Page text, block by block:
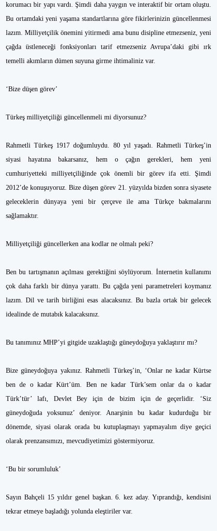
korumacı bir yapı vardı. Şimdi daha yaygın ve interaktif bir ortam oluştu.
Bu ortamdaki yeni yaşama standartlarına göre fikirlerinizin güncellenmesi
lazım. Milliyetçilik önemini yitirmedi ama bunu disipline etmezseniz, yeni
çağda üstleneceği fonksiyonları tarif etmezseniz Avrupa’daki gibi ırk
temelli akımların dümen suyuna girme ihtimaliniz var.
‘Bize düşen görev’
Türkeş milliyetçiliği güncellenmeli mi diyorsunuz?
Rahmetli Türkeş 1917 doğumluydu. 80 yıl yaşadı. Rahmetli Türkeş’in
siyasi hayatına bakarsanız, hem o çağın gerekleri, hem yeni
cumhuriyetteki milliyetçiliğinde çok önemli bir görev ifa etti. Şimdi
2012’de konuşuyoruz. Bize düşen görev 21. yüzyılda bizden sonra siyasete
geleceklerin dünyaya yeni bir çerçeve ile ama Türkçe bakmalarını
sağlamaktır.
Milliyetçiliği güncellerken ana kodlar ne olmalı peki?
Ben bu tartışmanın açılması gerektiğini söylüyorum. İnternetin kullanımı
çok daha farklı bir dünya yarattı. Bu çağda yeni parametreleri koymanız
lazım. Dil ve tarih birliğini esas alacaksınız. Bu bazla ortak bir gelecek
idealinde de mutabık kalacaksınız.
Bu tanımınız MHP’yi gitgide uzaklaştığı güneydoğuya yaklaştırır mı?
Bize güneydoğuya yakınız. Rahmetli Türkeş’in, ‘Onlar ne kadar Kürtse
ben de o kadar Kürt’üm. Ben ne kadar Türk’sem onlar da o kadar
Türk’tür’ lafı, Devlet Bey için de bizim için de geçerlidir. ‘Siz
güneydoğuda yoksunuz’ deniyor. Anarşinin bu kadar kudurduğu bir
dönemde, siyasi olarak orada bu kutuplaşmayı yapmayalım diye geçici
olarak prenzansımızı, mevcudiyetimizi göstermiyoruz.
‘Bu bir sorumluluk’
Sayın Bahçeli 15 yıldır genel başkan. 6. kez aday. Yıprandığı, kendisini
tekrar etmeye başladığı yolunda eleştiriler var.